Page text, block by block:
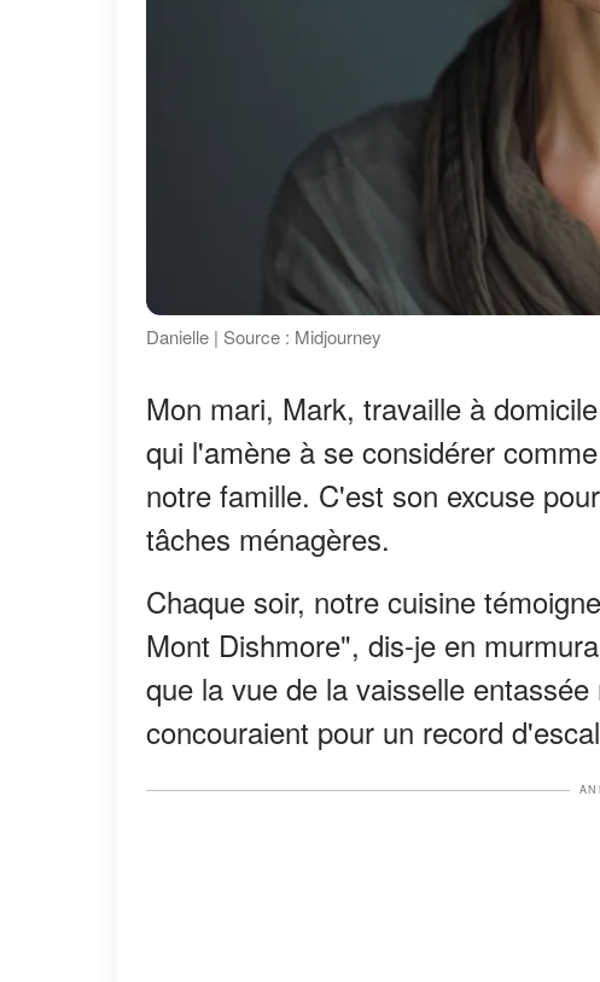
Danielle | Source : Midjourney
Mon mari, Mark, travaille à
qui l'amène à se considérer
notre famille. C'est son excuse
tâches ménagères.
Chaque soir, notre cuisine
Mont Dishmore", dis-je en
que la vue de la vaisselle
concouraient pour un record